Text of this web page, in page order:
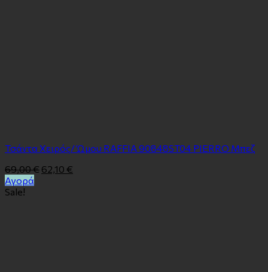
Τσάντα Χειρός/ Ώμου RAFFIA 90848ST04 PIERRO Μπεζ
69,00€ 62,10 €
Αγορά
Sale!